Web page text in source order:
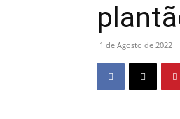
1 de Agosto de 2022